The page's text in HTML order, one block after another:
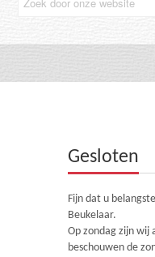
Ethiek en Pastoraal
Kinderen en Jeugd
Gesloten
Fijn dat u
Beukelaar.
Op zondag zijn wij
beschouwen de